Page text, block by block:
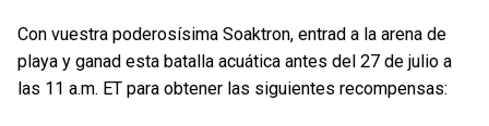
Con vuestra poderosísima Soaktron, entrad a la arena de
playa y ganad esta batalla acuática antes del 27 de julio a
las 11 a.m. ET para obtener las siguientes recompensas: